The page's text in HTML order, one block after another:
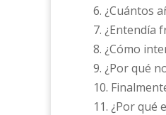
6. ¿Cuántos
7. ¿Entendía
8. ¿Cómo
9. ¿Por qué
10.
11. ¿Por qué